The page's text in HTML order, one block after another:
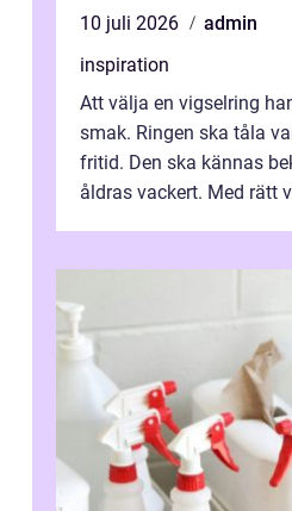
10 juli 2026
admin
inspiration
Att välja en vigselring
smak. Ringen ska tåla
fritid. Den ska kännas
åldras vackert. Med rätt